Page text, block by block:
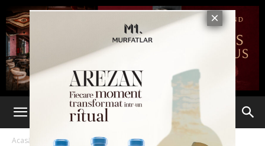
Acasă Etichete Chima